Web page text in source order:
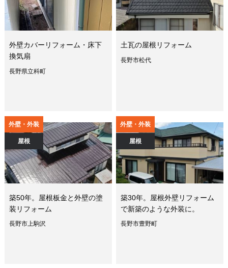
外壁カバーリフォーム・床下
換気扇
長野県立科町
土瓦の屋根リフォーム
長野市松代
外壁・外装
屋根
築50年。屋根板金と外壁の塗
装リフォーム
長野市上駒沢
外壁・外装
屋根
築30年。屋根外壁リフォーム
で新築のような外装に。
長野市豊野町